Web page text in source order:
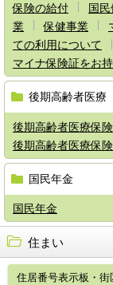
保険の給付
国
業
保健事業
ての利用について
マイナ保険証をお
後期高齢者医療
後期高齢者医療保険
後期高齢者医療保
国民年金
国民年金
住まい
住居番号表示板・街